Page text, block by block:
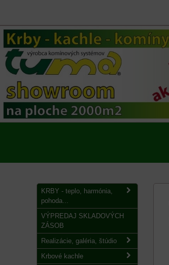
KRBY - teplo, harmónia,
pohoda...
VÝPREDAJ SKLADOVÝCH
ZÁSOB
Realizácie, galéria, štúdio
Krbové kachle